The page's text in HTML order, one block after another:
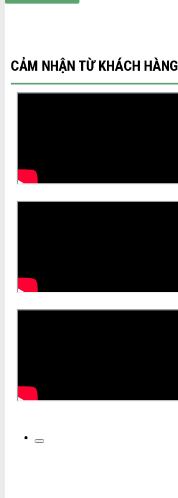
CẢM NHẬN TỪ KHÁCH HÀNG